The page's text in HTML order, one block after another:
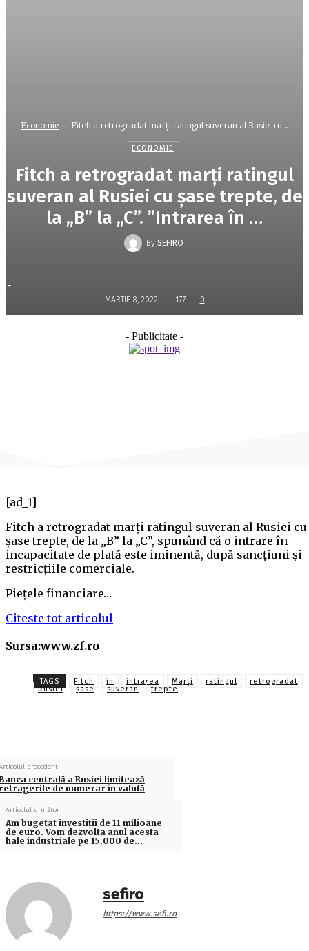
Economie Fitch a retrogradat marţi ratingul suveran al Rusiei cu...
ECONOMIE
Fitch a retrogradat marţi ratingul
suveran al Rusiei cu şase trepte, de
la „B” la „C”. ”Intrarea în …
By SEFIRO
-
MARTIE 8, 2022 177 0
- Publicitate -
[ad_1]
Fitch a retrogradat marţi ratingul suveran al Rusiei cu
şase trepte, de la „B” la „C”, spunând că o intrare în
incapacitate de plată este iminentă, după sancţiuni şi
restricţiile comerciale.
Pieţele financiare…
Citeste tot articolul
Sursa:www.zf.ro
TAGS Fitch în intrarea Marţi ratingul
retrogradat
Rusiei
şase suveran trepte
precedent
centrală a Rusiei limitează
de numerar în valută
Articolul următor
Am bugetat investiţii de 11 milioane
de euro. Vom dezvolta anul acesta
hale industriale pe 15.000 de…
sefiro
https://www.sefi.ro